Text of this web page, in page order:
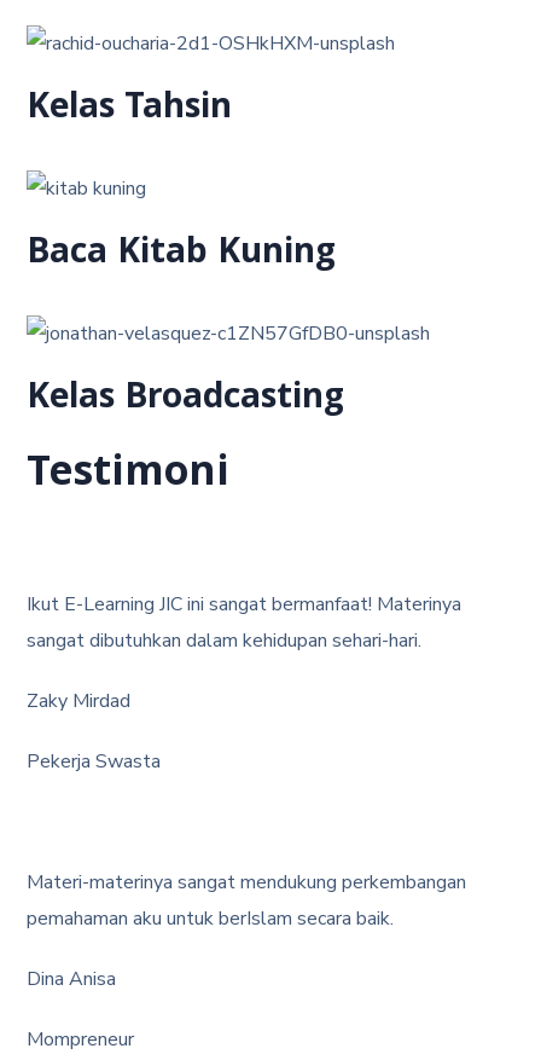
Kelas Tahsin
Baca Kitab Kuning
Kelas Broadcasting
Testimoni
Ikut E-Learning JIC ini sangat bermanfaat! Materinya
sangat dibutuhkan dalam kehidupan sehari-hari.
Zaky Mirdad
Pekerja Swasta
Materi-materinya sangat mendukung perkembangan
pemahaman aku untuk berIslam secara baik.
Dina Anisa
Mompreneur